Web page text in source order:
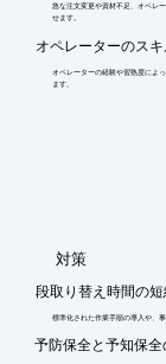
急な注文変更や資材不足、オペレ
せます。
オペレーターのス
オペレーターの経験や習熟度によ
ます。
​対策
段取り替え時間の
標準化された作業手順の導入や、
予防保全と予知保全